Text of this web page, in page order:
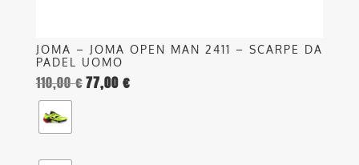
JOMA – JOMA OPEN MAN 2411 – SCARPE DA
PADEL UOMO
110,00€77,00 €